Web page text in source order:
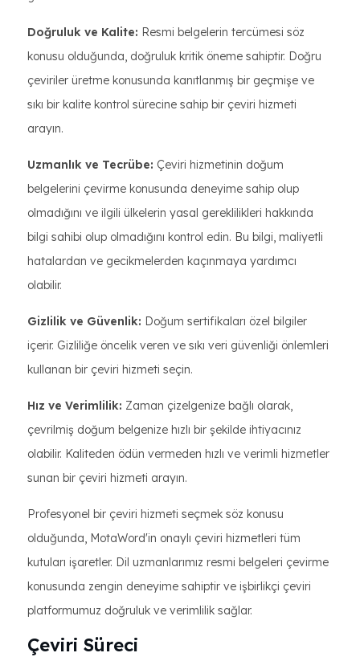
Doğruluk ve Kalite: Resmi belgelerin tercümesi söz
konusu olduğunda, doğruluk kritik öneme sahiptir. Doğru
çeviriler üretme konusunda kanıtlanmış bir geçmişe ve
sıkı bir kalite kontrol sürecine sahip bir çeviri hizmeti
arayın.
Uzmanlık ve Tecrübe: Çeviri hizmetinin doğum
belgelerini çevirme konusunda deneyime sahip olup
olmadığını ve ilgili ülkelerin yasal gereklilikleri hakkında
bilgi sahibi olup olmadığını kontrol edin. Bu bilgi, maliyetli
hatalardan ve gecikmelerden kaçınmaya yardımcı
olabilir.
Gizlilik ve Güvenlik: Doğum sertifikaları özel bilgiler
içerir. Gizliliğe öncelik veren ve sıkı veri güvenliği önlemleri
kullanan bir çeviri hizmeti seçin.
Hız ve Verimlilik: Zaman çizelgenize bağlı olarak,
çevrilmiş doğum belgenize hızlı bir şekilde ihtiyacınız
olabilir. Kaliteden ödün vermeden hızlı ve verimli hizmetler
sunan bir çeviri hizmeti arayın.
Profesyonel bir çeviri hizmeti seçmek söz konusu
olduğunda, MotaWord'in onaylı çeviri hizmetleri tüm
kutuları işaretler. Dil uzmanlarımız resmi belgeleri çevirme
konusunda zengin deneyime sahiptir ve işbirlikçi çeviri
platformumuz doğruluk ve verimlilik sağlar.
Çeviri Süreci